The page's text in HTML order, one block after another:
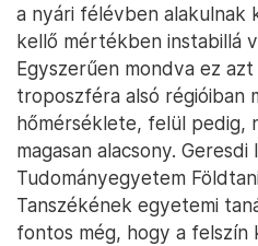
a nyári félévben alakulnak
kellő mértékben instabillá
Egyszerűen mondva ez
troposzféra alsó régióiban
hőmérséklete, felül pedig,
magasan alacsony. Geresdi
Tudományegyetem
Tanszékének egyetemi
fontos még, hogy a felszín